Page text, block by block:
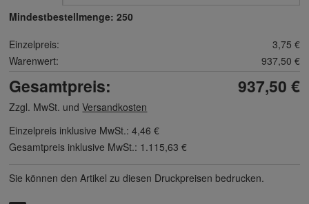
Mindestbestellmenge:250
Einzelpreis:
3,75 €
Warenwert:
937,50 €
Gesamtpreis: 937,50 €
Zzgl. MwSt. undVersandkosten
Einzelpreis inklusive MwSt.:4,46 €
Gesamtpreis inklusive MwSt.: 1.115,63 €
Sie können den Artikel zu diesen Druck­preisen bedrucken.